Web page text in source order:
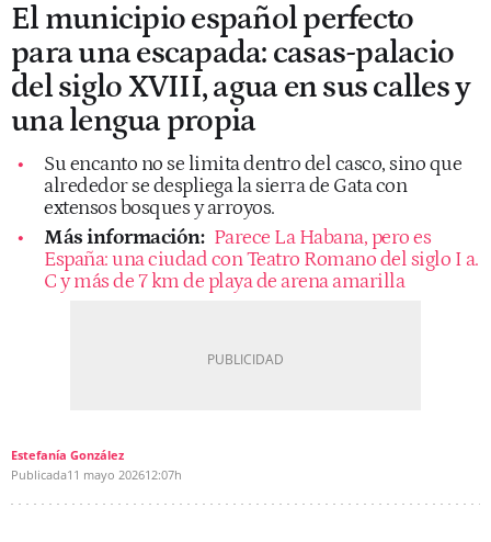
El municipio español perfecto
para una escapada: casas-palacio
del siglo XVIII, agua en sus calles y
una lengua propia
Su encanto no se limita dentro del casco, sino que
alrededor se despliega la sierra de Gata con
extensos bosques y arroyos.
Más información: Parece La Habana, pero es
España: una ciudad con Teatro Romano del siglo I a.
C y más de 7 km de playa de arena amarilla
Estefanía González
Publicada11 mayo 202612:07h